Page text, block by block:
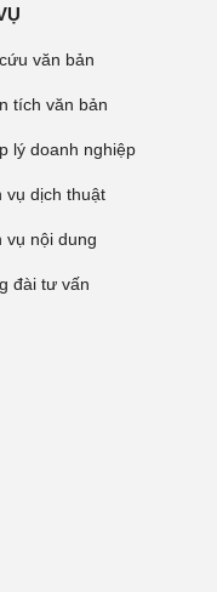
văn bản
tích văn bản
lý doanh nghiệp
vụ dịch thuật
vụ nội dung
đài tư vấn